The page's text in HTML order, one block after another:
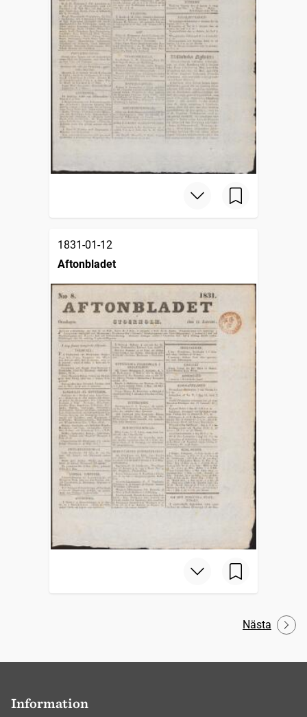
1831-01-12
Aftonbladet
Nästa
Information